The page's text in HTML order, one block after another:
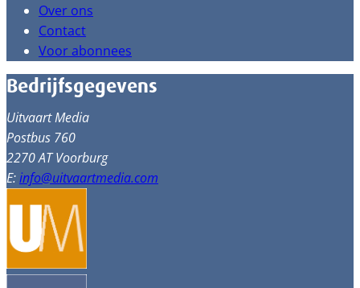
Over ons
Contact
Voor abonnees
Bedrijfsgegevens
Uitvaart Media
Postbus 760
2270 AT Voorburg
E:info@uitvaartmedia.com